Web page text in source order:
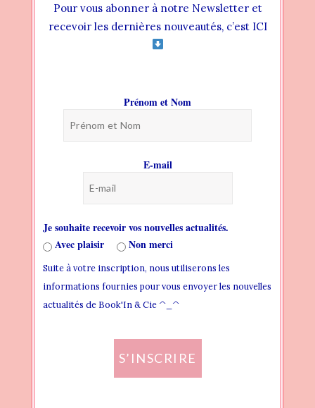
Instructional Videos
THEME STYLES
WIDGET AREAS
CREATING NEW WIDGET AREA
Pour vous abonner à notre Newsletter et
recevoir les dernières nouveautés, c’est ICI
Prénom et Nom
E-mail
Je souhaite recevoir vos nouvelles actualités.
Avec plaisir
Non merci
Suite à votre inscription, nous utiliserons les
informations fournies pour vous envoyer les nouvelles
actualités de Book'In & Cie ^_^
S’INSCRIRE